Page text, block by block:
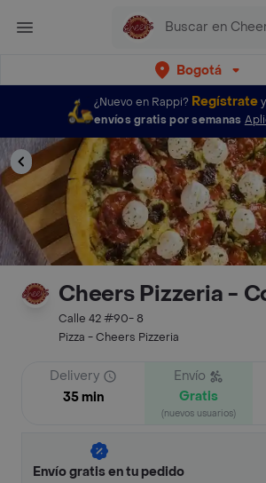
Bogotá
¿Nuevo en Rappi? Regístrate
envíos gratis por semanas
Cheers Pizzeria -
Calle 42 #90- 8
Pizza - Cheers Pizzeria
Delivery
35 min
Envío
Gratis
(nuevos usuarios)
Envío gratis en tu pedido